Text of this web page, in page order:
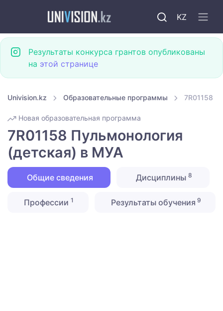
KZ
Результаты конкурса грантов опубликованы
на этой странице
Univision.kz Образовательные программы 7R01158
Новая образовательная программа
7R01158 Пульмонология
(детская) в МУА
Общие сведения Дисциплины 8
Профессии1 Результаты обучения 9